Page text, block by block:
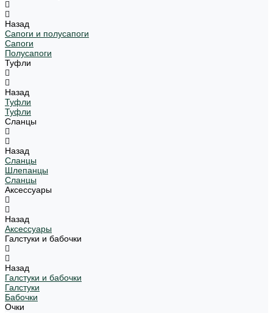
Назад
Сапоги и полусапоги
Сапоги
Полусапоги
Туфли
Назад
Туфли
Туфли
Сланцы
Назад
Сланцы
Шлепанцы
Сланцы
Аксессуары
Назад
Аксессуары
Галстуки и бабочки
Назад
Галстуки и бабочки
Галстуки
Бабочки
Очки